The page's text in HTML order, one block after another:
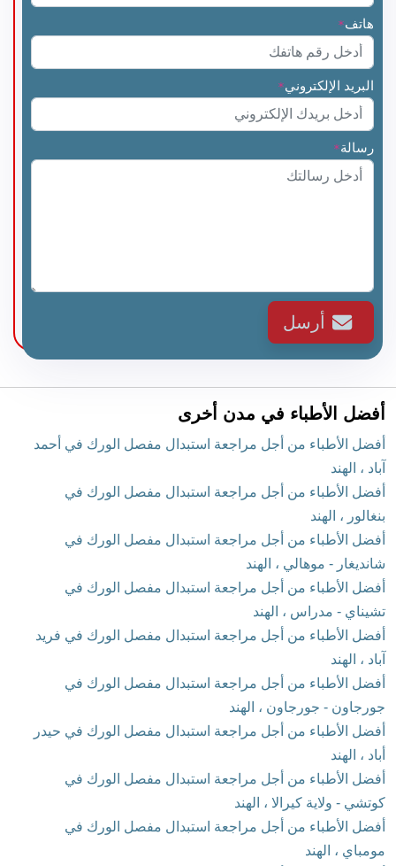
هاتف*
البريد الإلكتروني*
رسالة*
أرسل
أفضل الأطباء في مدن أخرى
أفضل الأطباء من أجل مراجعة استبدال مفصل الورك في أحمد
آباد ، الهند
أفضل الأطباء من أجل مراجعة استبدال مفصل الورك في
بنغالور ، الهند
أفضل الأطباء من أجل مراجعة استبدال مفصل الورك في
شانديغار - موهالي ، الهند
أفضل الأطباء من أجل مراجعة استبدال مفصل الورك في
تشيناي - مدراس ، الهند
أفضل الأطباء من أجل مراجعة استبدال مفصل الورك في فريد
آباد ، الهند
أفضل الأطباء من أجل مراجعة استبدال مفصل الورك في
جورجاون - جورجاون ، الهند
أفضل الأطباء من أجل مراجعة استبدال مفصل الورك في حيدر
أباد ، الهند
أفضل الأطباء من أجل مراجعة استبدال مفصل الورك في
كوتشي - ولاية كيرالا ، الهند
أفضل الأطباء من أجل مراجعة استبدال مفصل الورك في
مومباي ، الهند